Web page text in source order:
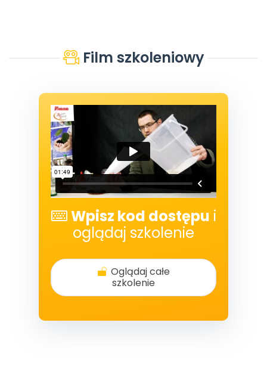
Film szkoleniowy
Wpisz kod dostępu i
oglądaj szkolenie
Oglądaj całe
szkolenie